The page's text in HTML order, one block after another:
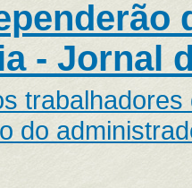
- Jornal
do